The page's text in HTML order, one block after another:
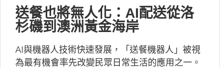
送餐也將無人化：AI配送從洛
杉磯到澳洲黃金海岸
AI與機器人技術快速發展，「送餐機器人」被視
為最有機會率先改變民眾日常生活的應用之一。